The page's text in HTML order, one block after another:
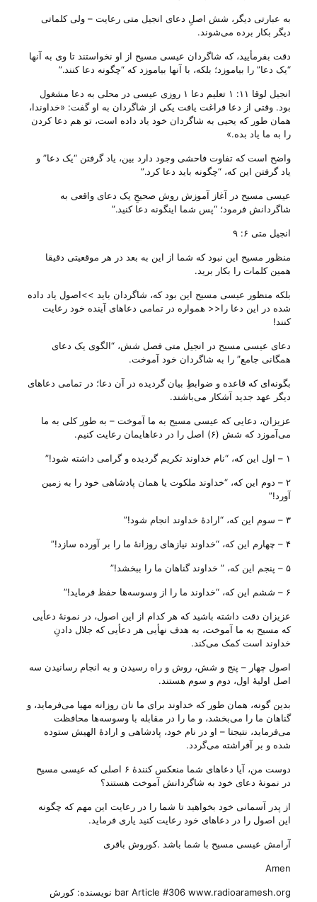
به عبارتی دیگر، شش اصلِ دعای انجیل متی رعایت – ولی‌ کلماتی
دیگر بکار برده می‌‌شوند.
دقت بفرمأیید، که شاگردان عیسی مسیح از او نخواستند تا وی به آنها
“یک دعا‌” را بیاموزد؛ بلکه، با آنها بیاموزد که “چگونه دعا‌ کنند.”
انجیل لوقا ۱۱: ۱ تعلیم دعا ۱ روزی عیسی در محلی به دعا مشغول
بود‌. وقتی از دعا فراغت یافت یکی از شاگردان به او گفت: «خداوندا،
همان طور که یحیی به شاگردان خود یاد داده است، تو هم دعا کردن
را به ما یاد بده‌‌.»
واضح است که تفاوت فاحشی وجود دارد بین، یاد گرفتن “یک دعا‌” و
یاد گرفتن این که، “چگونه باید دعا‌ کرد.”
عیسی مسیح در آغاز آموزش روش صحیحِ یک دعای واقعی به
شاگردانش فرمود؛ “پس شما اینگونه دعا‌ کنید.”
انجیل متی ۶: ۹
منظور مسیح این نبود که شما از این به بعد در هر موقعیتی دقیقا
همین کلمات را بکار برید.
بلکه منظور عیسی مسیح این بود که، شاگردان باید >>اصول یاد داده
شده در این دعا‌ را<< همواره در تمامی دعا‌‌های آینده خود رعایت
کنند!
دعای عیسی مسیح در انجیل متی فصل شش، “الگوی یک دعای
همگانی جامع” را به شاگردان خود آموخت.
بگونه‌‌ای که قاعده و ضوابطِ بیان گردیده در آن دعا‌؛ در تمامی دعا‌های
دیگر عهد جدید آشکار می‌‌باشند.
عزیزان، دعایی که عیسی مسیح به ما آموخت – به طور کلی به ما
می‌‌آموزد که شش (۶) اصل را در دعاهایمان رعایت کنیم.
۱ – اول این که، “نام خداوند تکریم گردیده و گرامی داشته شود!”
۲ – دوم این که، “خداوند ملکوت یا همان پادشاهی خود را به زمین
آورد!”
۳ – سوم این که، “ارادهٔ خداوند انجام شود!”
۴ – چهارم این که، “خداوند نیاز‌های روزانهٔ ما را بر آورده سازد!”
۵ – پنجم این که، ” خداوند گناهان ما را ببخشد!”
۶ – ششم این که، “خداوند ما را از وسوسه‌ها حفظ فرماید!”
عزیزان دقت داشته باشید که هر کدام از این اصول، در نمونهٔ دعأیی
که مسیح به ما آموخت، به هدف نهأیی هر دعأیی که جلال دادنِ
خداوند است کمک می‌‌کند.
اصول چهار – پنج و شش، روش و راه رسیدن و به انجام رسانیدن سه‌
اصل اولیهٔ اول، دوم و سوم هستند.
بدین گونه، همان طور که خداوند برای ما نان روزانه مهیا می‌‌فرماید، و
گناهان ما را می‌‌بخشد، و ما را در مقابله با وسوسه‌ها محافظت
می‌‌فرماید، نتیجتا – او در نام خود، پادشاهی و ارادهٔ الهیش ستوده
شده و بر آفراشته می‌‌گردد.
دوست من، آیا دعاهای شما منعکس کنندهٔ ۶ اصلی که عیسی مسیح
در نمونهٔ دعای خود به شاگردانش آموخت هستند؟
از پدر آسمانی خود بخواهید تا شما را در رعایت این مهم که چگونه
این اصول را در دعاهای خود رعایت کنید یاری فرماید.
آرامش عیسی مسیح با شما باشد .کوروش باقری
Amen
bar Article #306 www.radioaramesh.org نویسنده: کورش